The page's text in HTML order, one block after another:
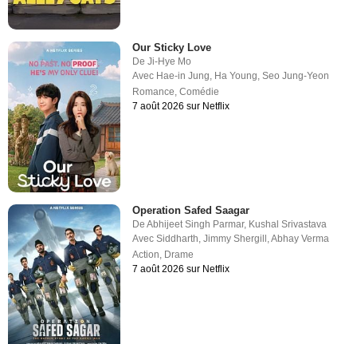
Our Sticky Love
DeJi-Hye Mo
Avec Hae-in Jung, Ha Young,Seo Jung-Yeon
Romance,Comédie
7 août 2026 sur Netflix
Operation Safed Saagar
DeAbhijeet Singh Parmar, Kushal Srivastava
AvecSiddharth ,Jimmy Shergill ,Abhay Verma
Action Drame
7 août 2026 sur Netflix